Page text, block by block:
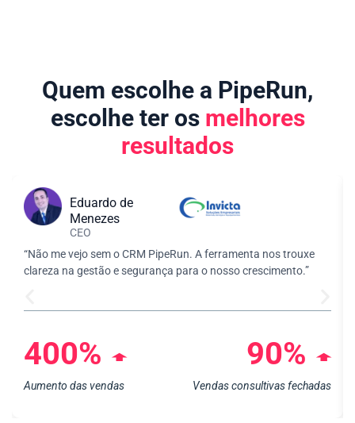
Quem escolhe a PipeRun,
escolhe ter os melhores
resultados
Eduardo de
Menezes
CEO
“Não me vejo sem o CRM PipeRun. A ferramenta nos trouxe
clareza na gestão e segurança para o nosso crescimento.”
400% ➧
Aumento das vendas
90% ➧
Vendas consultivas fechadas